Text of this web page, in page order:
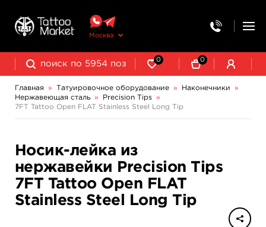
Москва
0 0
Главная » Татуировочное оборудование » Наконечники
»
Нержавеющая сталь
» Precision Tips
»
7FT Tattoo Open FLAT Stainless Steel Long Tip
Носик-лейка из
нержавейки Precision Tips
7FT Tattoo Open FLAT
Stainless Steel Long Tip